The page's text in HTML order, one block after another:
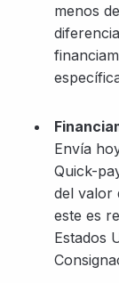
menos
Envía
Quick-
del valor
este es
Estados